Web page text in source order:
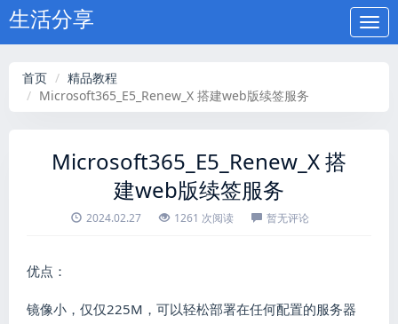
生活分享
首页
精品教程
Microsoft365_E5_Renew_X 搭建web版续签服务
Microsoft365_E5_Renew_X 搭
建web版续签服务
2024.02.27 1261 次阅读 暂无评论
优点：
镜像小，仅仅225M，可以轻松部署在任何配置的服务器